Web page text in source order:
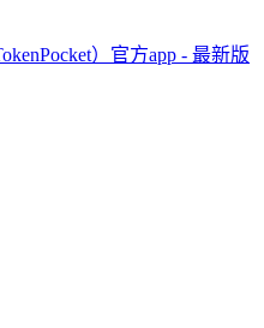
）官方app - 最新版